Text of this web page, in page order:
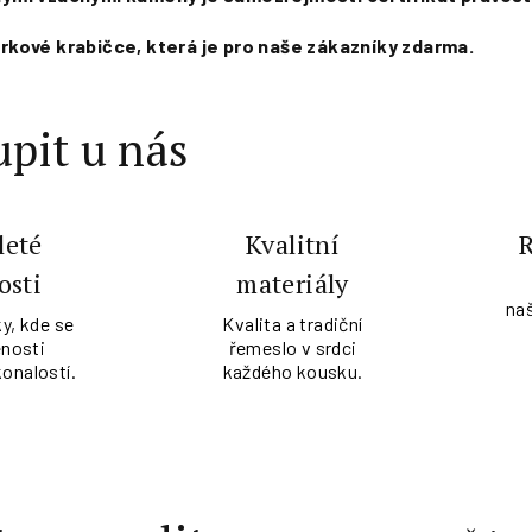
krabičce, která je pro naše zákazníky zdarma.
u nás
kde se
Kvalitní
materiály
Kvalita a tradiční
řemeslo v srdci
každého kousku.